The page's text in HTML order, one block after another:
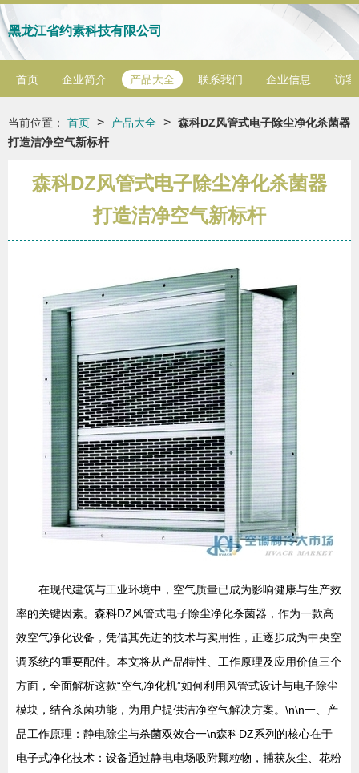
黑龙江省约素科技有限公司
首页 企业简介 产品大全 联系我们 企业信息 访客
当前位置： 首页 > 产品大全 > 森科DZ风管式电子除尘净化杀菌器
打造洁净空气新标杆
森科DZ风管式电子除尘净化杀菌器
打造洁净空气新标杆
在现代建筑与工业环境中，空气质量已成为影响健康与生产效
率的关键因素。森科DZ风管式电子除尘净化杀菌器，作为一款高
效空气净化设备，凭借其先进的技术与实用性，正逐步成为中央空
调系统的重要配件。本文将从产品特性、工作原理及应用价值三个
方面，全面解析这款“空气净化机”如何利用风管式设计与电子除尘
模块，结合杀菌功能，为用户提供洁净空气解决方案。\n\n一、产
品工作原理：静电除尘与杀菌双效合一\n森科DZ系列的核心在于
电子式净化技术：设备通过静电电场吸附颗粒物，捕获灰尘、花粉